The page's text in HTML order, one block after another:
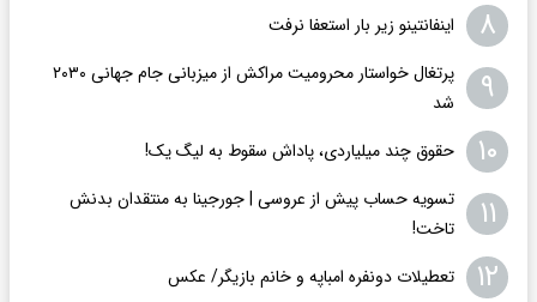
۸ اینفانتینو زیر بار استعفا نرفت
۹
پرتغال خواستار محرومیت مراکش از میزبانی جام جهانی ۲۰۳۰
شد
۱۰ حقوق چند میلیاردی، پاداش سقوط به لیگ یک!
۱۱
تسویه حساب پیش از عروسی | جورجینا به منتقدان بدنش
تاخت!
۱۲ تعطیلات دونفره امباپه و خانم بازیگر/ عکس